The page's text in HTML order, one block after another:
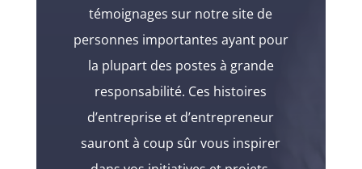
témoignages sur notre site de
personnes importantes ayant pour
la plupart des postes à grande
responsabilité. Ces histoires
d’entreprise et d’entrepreneur
sauront à coup sûr vous inspirer